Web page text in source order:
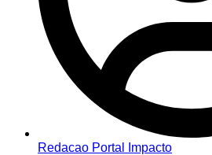
Redacao Portal Impacto